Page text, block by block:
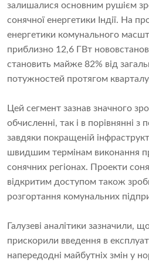
залишалися основним рушієм
сонячної енергетики Індії. На
енергетики комунального
приблизно 12,6 ГВт
становить майже 82% від
потужностей протягом
Цей сегмент зазнав значного
обчисленні, так і в порівнянні з
завдяки покращеній
швидшим термінам виконання
сонячних регіонах. Проекти
відкритим доступом також
розгортання комунальних
Галузеві аналітики зазначили,
прискорили введення в
напередодні майбутніх змін у